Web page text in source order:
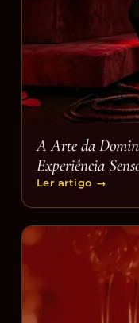
A Arte da
Experiência
Ler artigo →